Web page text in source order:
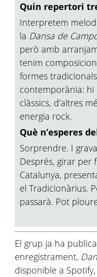
Quin repertori
Interpretem
la Dansa de
però amb
tenim
formes
contemporània:
clàssics, d’altres
energia rock.
Què n’esperes
Sorprendre. I
Després, girar per
Catalunya,
el Tradicionàrius.
passarà. Pot
El grup ja ha
enregistrament,
disponible a